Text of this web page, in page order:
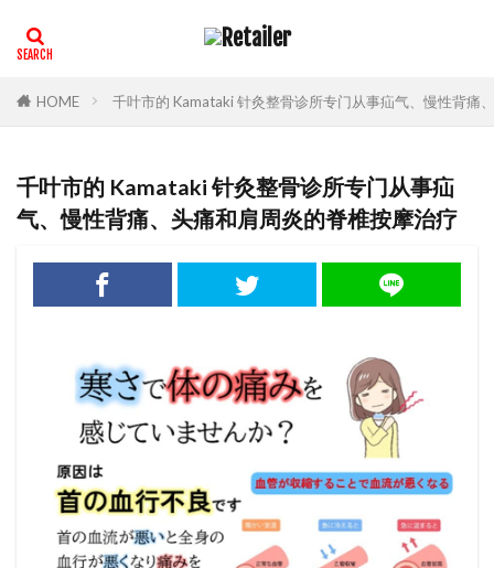
HOME 千叶市的 Kamataki 针灸整骨诊所专门从事疝气、慢性背痛
千叶市的 Kamataki 针灸整骨诊所专门从事疝
气、慢性背痛、头痛和肩周炎的脊椎按摩治疗